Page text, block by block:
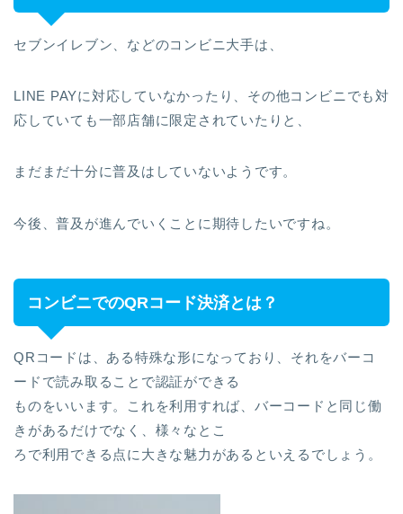
セブンイレブン、などのコンビニ大手は、
LINE PAYに対応していなかったり、その他コンビニでも対
応していても一部店舗に限定されていたりと、
まだまだ十分に普及はしていないようです。
今後、普及が進んでいくことに期待したいですね。
コンビニでのQRコード決済とは？
QRコードは、ある特殊な形になっており、それをバーコ
ードで読み取ることで認証ができる
ものをいいます。これを利用すれば、バーコードと同じ働
きがあるだけでなく、様々なとこ
ろで利用できる点に大きな魅力があるといえるでしょう。